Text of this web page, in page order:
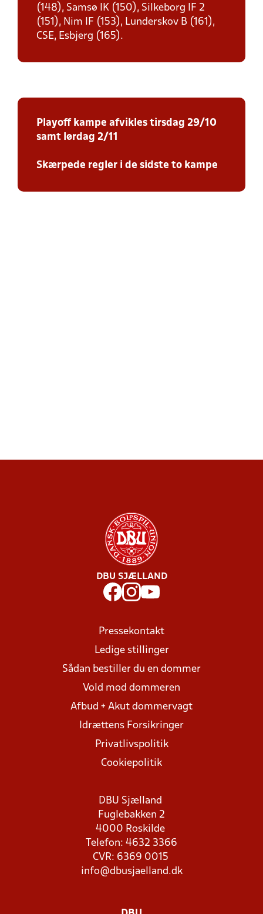
(148), Samsø IK (150), Silkeborg IF 2
(151), Nim IF (153), Lunderskov B (161),
CSE, Esbjerg (165).
Playoff kampe afvikles tirsdag 29/10
samt lørdag 2/11
Skærpede regler i de sidste to kampe
DBU SJÆLLAND
Pressekontakt
Ledige stillinger
Sådan bestiller du en dommer
Vold mod dommeren
Afbud + Akut dommervagt
Idrættens Forsikringer
Privatlivspolitik
Cookiepolitik
DBU Sjælland
Fuglebakken 2
4000 Roskilde
Telefon: 4632 3366
CVR: 6369 0015
info@dbusjaelland.dk